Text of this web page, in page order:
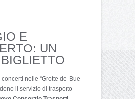
E
UN
concerti nelle “Grotte del Bue
il servizio di trasporto